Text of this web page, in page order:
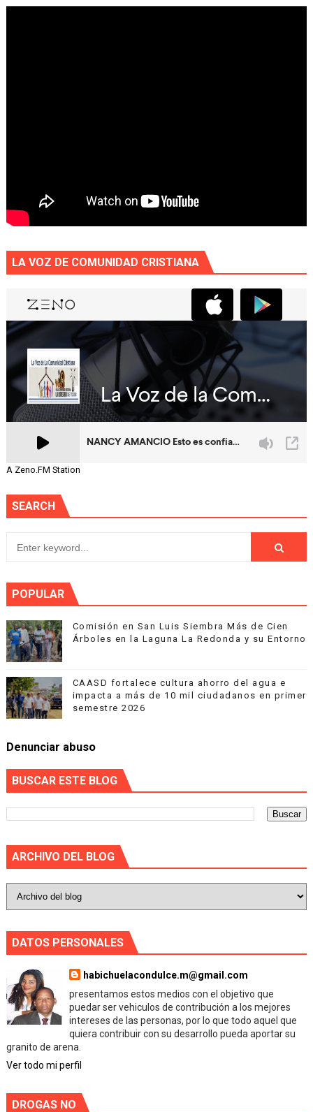
LA VOZ DE COMUNIDAD CRISTIANA
A Zeno.FM Station
SEARCH
POPULAR
Comisión en San Luis Siembra Más de Cien
Árboles en la Laguna La Redonda y su Entorno
CAASD fortalece cultura ahorro del agua e
impacta a más de 10 mil ciudadanos en primer
semestre 2026
Denunciar abuso
BUSCAR ESTE BLOG
ARCHIVO DEL BLOG
DATOS PERSONALES
habichuelacondulce.m@gmail.com
presentamos estos medios con el objetivo que
puedar ser vehiculos de contribución a los mejores
intereses de las personas, por lo que todo aquel que
quiera contribuir con su desarrollo pueda aportar su
granito de arena.
Ver todo mi perfil
DROGAS NO